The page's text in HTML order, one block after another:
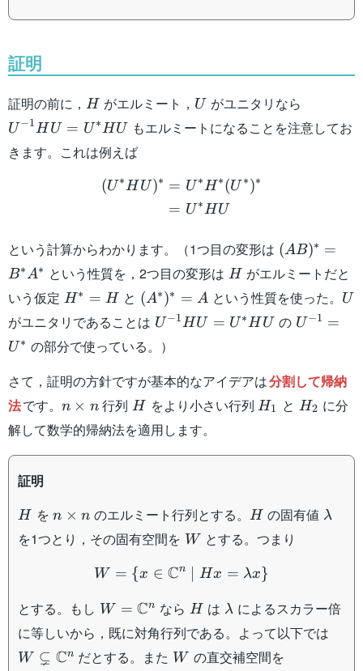
\frac{1}{2} &
\frac{1}
{\sqrt{2}} & -
\frac{1}{2} & -
\frac{i}{2}
\end{pmatrix}
証明
証明の前に， H
H がエルミート， U
U がユニタリなら
U−1 H U = U∗ HU もエルミートになることを注意してお
きます。これは例えば
(U∗H U)∗ = U∗H∗(U ∗)∗
= U∗HU
という計算からわかります。（1つ目の変形は (AB)∗ =
B∗A∗ という性質を，2つ目の変形は H
H がエルミートだと
いう仮定 H^*=H
H∗ = H と (A^*)^*=A
(A∗)∗ = A という性質を使った。 U
U
がユニタリであることは U^{-1}HU=U^*HU
U−1HU = U∗H U の U^{-
U−1 =
U∗ の部分で使っている。）
さて，証明の方針ですが基本的なアイデアは分割して帰納
法です。 n
\times
n
n × n行列 H
H をより小さい行列 H_1
H1 と H_2
H2 に分
解して数学的帰納法を適用します。
証明
H
H をn
\times
n
n × nのエルミート行列とする。 H
H の固有値 λ
を1つとり，その固有空間を W
W とする。つまり
W = {x ∈ Cn Hx = λx}
とする。もし W=\mathbb{C}^n
W = Cn ならH
H は \lambda
λ によるスカラー倍
に等しいから，既に対角行列である。よって以下では
W ⊊ Cn だとする。また W
W の直交補空間を